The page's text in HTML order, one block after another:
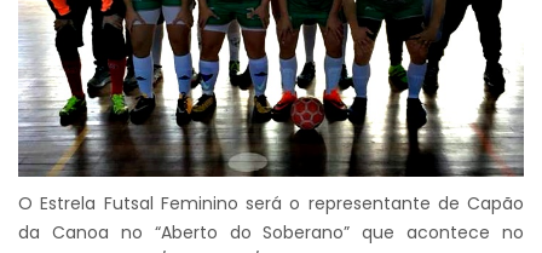
O Estrela Futsal Feminino será o representante de Capão
da Canoa no “Aberto do Soberano” que acontece no